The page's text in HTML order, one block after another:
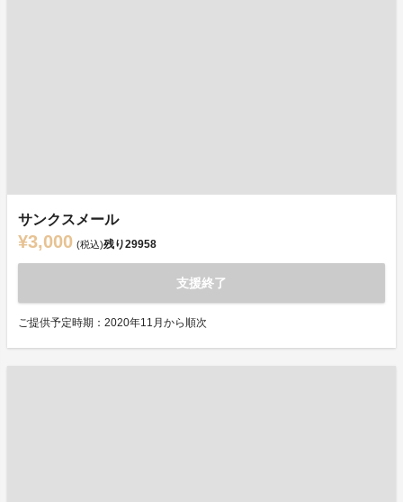
サンクスメール
¥3,000 (税込)残り29958
支援終了
ご提供予定時期：2020年11月から順次